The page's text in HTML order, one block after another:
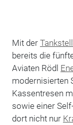
Mit der
bereits die
Aviaten Rödl
modernisierten
Kassentresen
sowie einer
dort nicht nur